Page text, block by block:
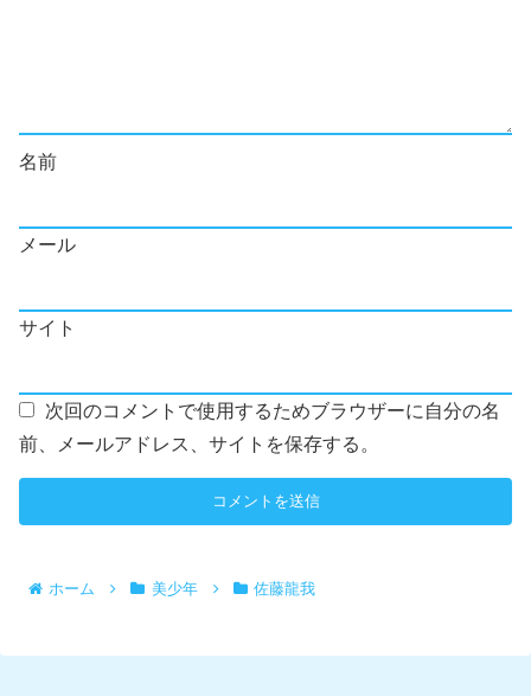
名前
メール
サイト
次回のコメントで使用するためブラウザーに自分の名
前、メールアドレス、サイトを保存する。
ホーム 美少年 佐藤龍我